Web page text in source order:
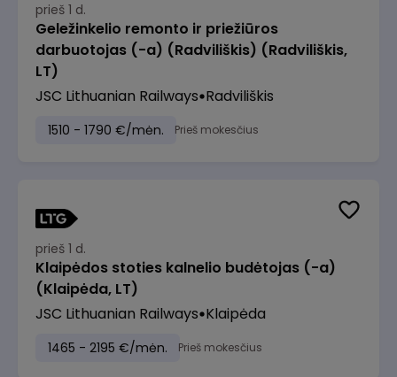
prieš 1 d.
Geležinkelio remonto ir priežiūros
darbuotojas (-a) (Radviliškis) (Radviliškis,
LT)
JSC Lithuanian Railways Radviliškis
1510 - 1790 €/mėn. Prieš mokesčius
prieš 1 d.
Klaipėdos stoties kalnelio budėtojas (-a)
(Klaipėda, LT)
JSC Lithuanian Railways Klaipėda
1465 - 2195 €/mėn. Prieš mokesčius